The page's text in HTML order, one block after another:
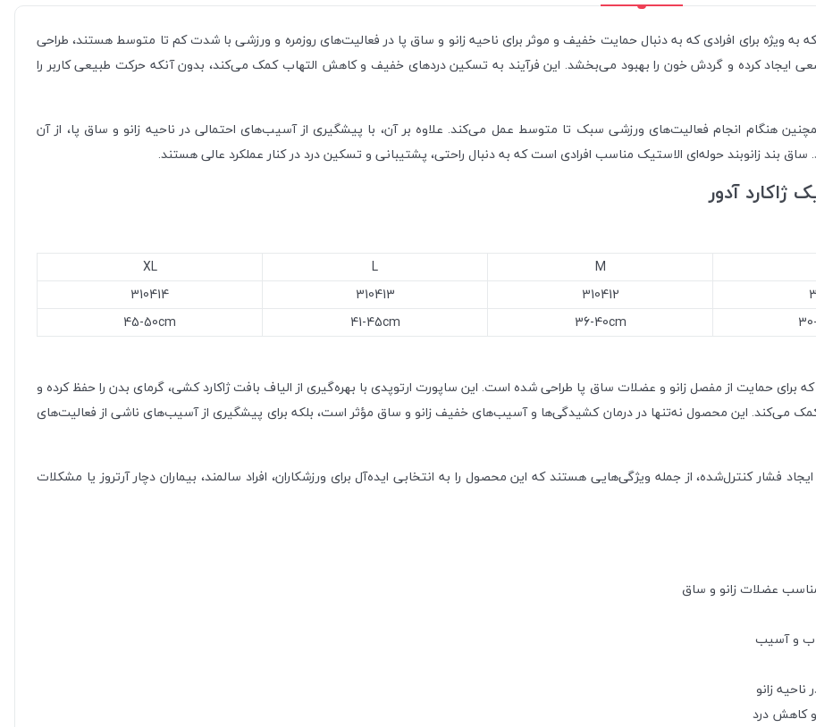
ویژه برای افرادی که به دنبال حمایت خفیف و موثر برای ناحیه زانو و ساق پا در فعالیت‌های روزمره و ورزشی با شدت کم تا متوسط هستند، طراحی
ایجاد کرده و گردش خون را بهبود می‌بخشد. این فرآیند به تسکین دردهای خفیف و کاهش التهاب کمک می‌کند، بدون آنکه حرکت طبیعی کاربر را
هنگام انجام فعالیت‌های ورزشی سبک تا متوسط عمل می‌کند. علاوه بر آن، با پیشگیری از آسیب‌های احتمالی در ناحیه زانو و ساق پا، از آن
ساق بند زانوبند حوله‌ای الاستیک مناسب افرادی است که به دنبال راحتی، پشتیبانی و تسکین درد در کنار عملکرد عالی هستند.
ژاکارد آدور
M
L
XL
310412
310413
310414
36-40cm
41-45cm
45-50cm
برای حمایت از مفصل زانو و عضلات ساق پا طراحی شده است. این ساپورت ارتوپدی با بهره‌گیری از الیاف بافت ژاکارد کشی، گرمای بدن را حفظ کرده و
می‌کند. این محصول نه‌تنها در درمان کشیدگی‌ها و آسیب‌های خفیف زانو و ساق مؤثر است، بلکه برای پیشگیری از آسیب‌های ناشی از فعالیت‌های
فشار کنترل‌شده، از جمله ویژگی‌هایی هستند که این محصول را به انتخابی ایده‌آل برای ورزشکاران، افراد سالمند، بیماران دچار آرتروز یا مشکلات
عضلات زانو و ساق
و آسیب
زانو
کاهش درد